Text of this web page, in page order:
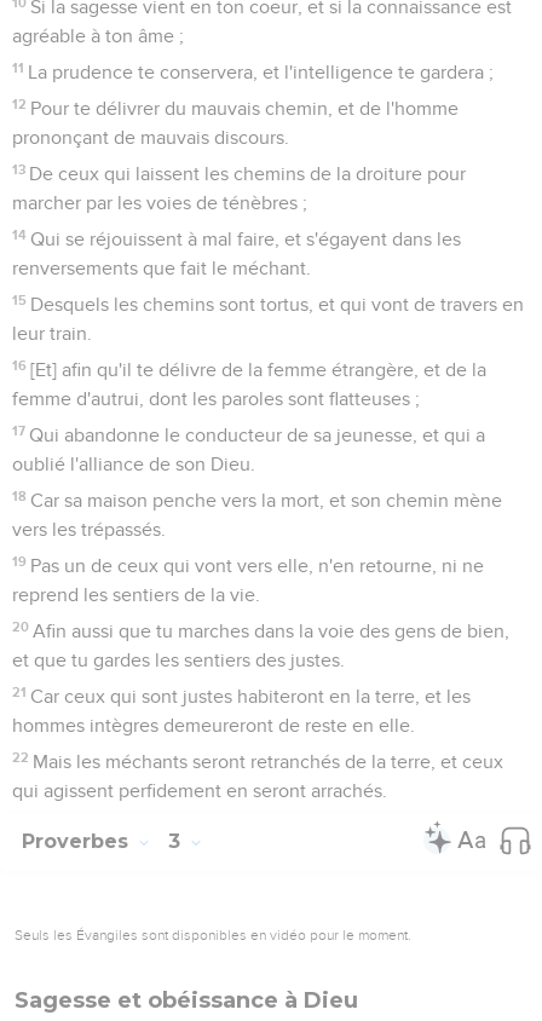
Si la sagesse vient en ton coeur, et si la connaissance est
agréable à ton âme ;
11 La prudence te conservera, et l'intelligence te gardera ;
12 Pour te délivrer du mauvais chemin, et de l'homme
prononçant de mauvais discours.
13 De ceux qui laissent les chemins de la droiture pour
marcher par les voies de ténèbres ;
14 Qui se réjouissent à mal faire, et s'égayent dans les
renversements que fait le méchant.
15 Desquels les chemins sont tortus, et qui vont de travers en
leur train.
16 [Et] afin qu'il te délivre de la femme étrangère, et de la
femme d'autrui, dont les paroles sont flatteuses ;
17 Qui abandonne le conducteur de sa jeunesse, et qui a
oublié l'alliance de son Dieu.
18 Car sa maison penche vers la mort, et son chemin mène
vers les trépassés.
19 Pas un de ceux qui vont vers elle, n'en retourne, ni ne
reprend les sentiers de la vie.
20 Afin aussi que tu marches dans la voie des gens de bien,
et que tu gardes les sentiers des justes.
21 Car ceux qui sont justes habiteront en la terre, et les
hommes intègres demeureront de reste en elle.
22 Mais les méchants seront retranchés de la terre, et ceux
qui agissent perfidement en seront arrachés.
Proverbes 3
Seuls les Évangiles sont disponibles en vidéo pour le moment.
Sagesse et obéissance à Dieu